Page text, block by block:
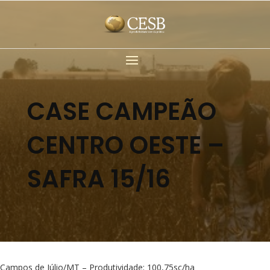
CASE CAMPEÃO
CENTRO OESTE –
SAFRA 15/16
Campos de Júlio/MT – Produtividade: 100,75sc/ha